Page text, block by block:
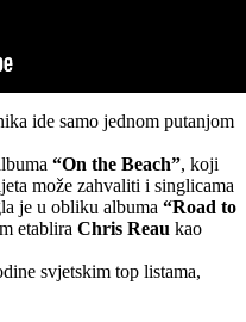
ide samo jednom putanjom
“On the Beach”, koji
može zahvaliti i singlicama
je u obliku albuma “Road to
etablira Chris Reau kao
svjetskim top listama,